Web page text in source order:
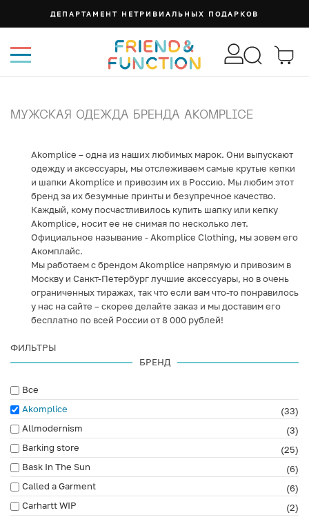
ДЕПАРТАМЕНТ НЕТРИВИАЛЬНЫХ ПОДАРКОВ
МУЖСКАЯ ОДЕЖДА БРЕНДА AKOMPLICE
Akomplice – одна из наших любимых марок. Они выпускают
одежду и аксессуары, мы отслеживаем самые крутые кепки
и шапки Akomplice и привозим их в Россию. Мы любим этот
бренд за их безумные принты и безупречное качество.
Каждый, кому посчастливилось купить шапку или кепку
Akomplice, носит ее не снимая по несколько лет.
Официальное называние - Akomplice Clothing, мы зовем его
Акомплайс.
Мы работаем с брендом Akomplice напрямую и привозим в
Москву и Санкт-Петербург лучшие аксессуары, но в очень
ограниченных тиражах, так что если вам что-то понравилось
у нас на сайте – скорее делайте заказ и мы доставим его
бесплатно по всей России от 8 000 рублей!
ФИЛЬТРЫ
БРЕНД
Все
Akomplice
(33)
Allmodernism
(3)
Barking store
(25)
Bask In The Sun
(6)
Called a Garment
(6)
Carhartt WIP
(2)